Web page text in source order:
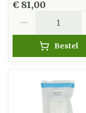
€ 81,00
Bestel